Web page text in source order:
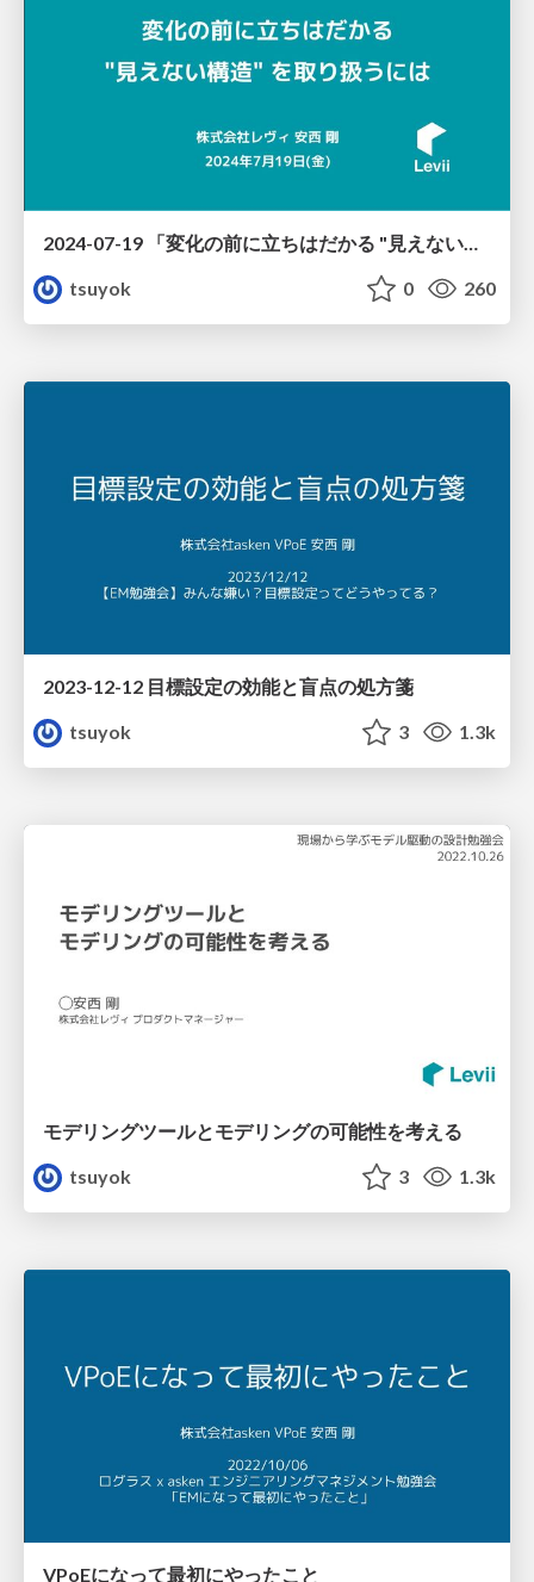
2024-07-19 「変化の前に立ちはだかる "見えない構造" を取り扱うには」
tsuyok
0 260
2023-12-12 目標設定の効能と盲点の処方箋
tsuyok
3 1.3k
モデリングツールとモデリングの可能性を考える
tsuyok
3 1.3k
VPoEになって最初にやったこと